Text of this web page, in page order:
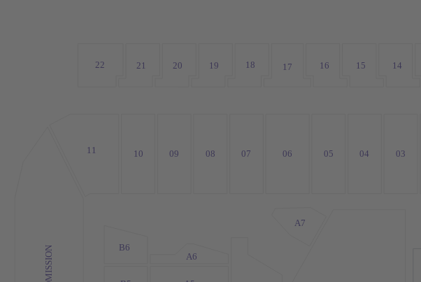
A6
B6
A7
03
04
05
06
07
08
09
10
11
14
15
16
17
18
19
20
21
22